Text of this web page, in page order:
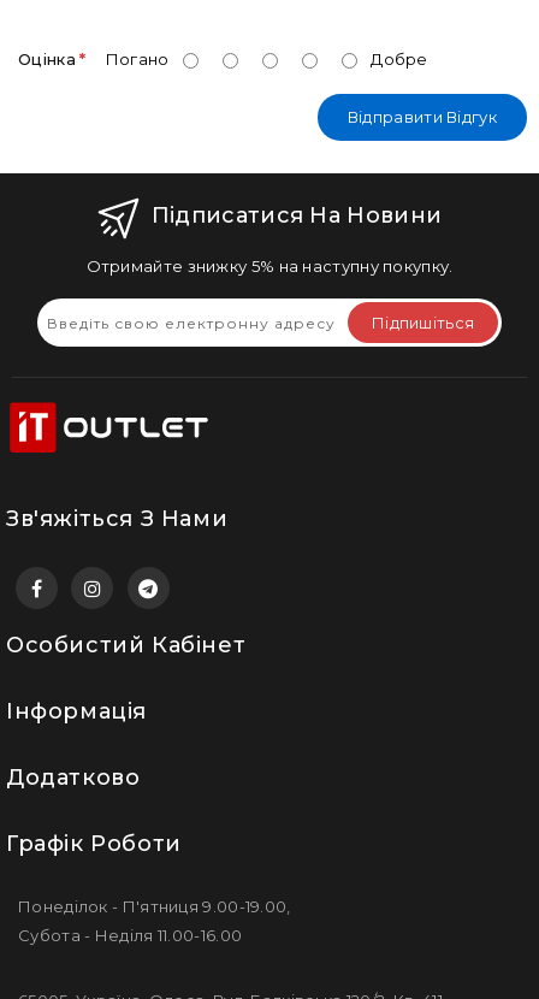
Оцінка Погано Добре
Відправити Відгук
Підписатися На Новини
Отримайте знижку 5% на наступну покупку.
Підпишіться
Зв'яжіться З Нами
Особистий Кабінет
Інформація
Додатково
Графік Роботи
Понеділок - П'ятниця 9.00-19.00,
Субота - Неділя 11.00-16.00